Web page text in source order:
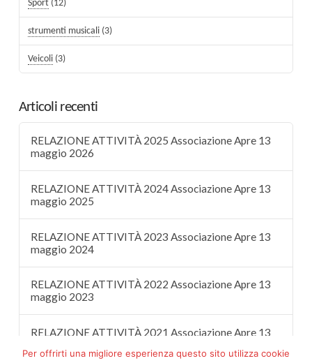
Sport (12)
strumenti musicali (3)
Veicoli (3)
Articoli recenti
RELAZIONE ATTIVITÀ 2025 Associazione Apre 13
maggio 2026
RELAZIONE ATTIVITÀ 2024 Associazione Apre 13
maggio 2025
RELAZIONE ATTIVITÀ 2023 Associazione Apre 13
maggio 2024
RELAZIONE ATTIVITÀ 2022 Associazione Apre 13
maggio 2023
RELAZIONE ATTIVITÀ 2021 Associazione Apre 13
Per offrirti una migliore esperienza questo sito utilizza cookie